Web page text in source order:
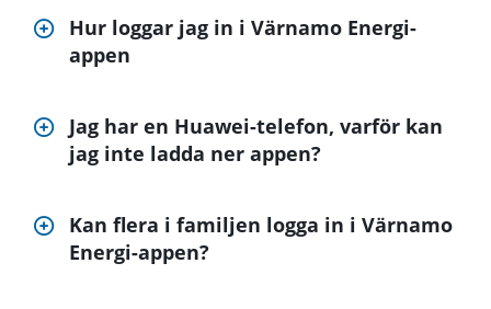
Hur loggar jag in i Värnamo Energi-
appen
Jag har en Huawei-telefon, varför kan
jag inte ladda ner appen?
Kan flera i familjen logga in i Värnamo
Energi-appen?